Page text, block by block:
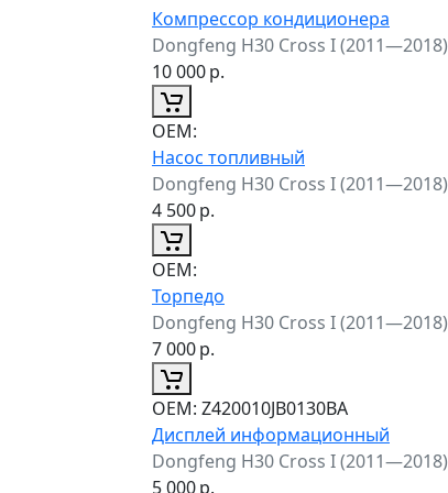
Компрессор кондиционера
Dongfeng H30 Cross I (2011—2018)
10 000р.
ОЕМ:
Насос топливный
Dongfeng H30 Cross I (2011—2018)
4 500р.
ОЕМ:
Торпедо
Dongfeng H30 Cross I (2011—2018)
7 000р.
ОЕМ: Z420010JB0130BA
Дисплей информационный
Dongfeng H30 Cross I (2011—2018)
5 000р.